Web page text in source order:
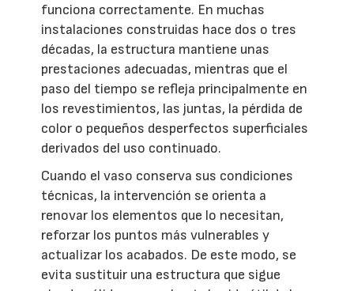
funciona correctamente. En muchas
instalaciones construidas hace dos o tres
décadas, la estructura mantiene unas
prestaciones adecuadas, mientras que el
paso del tiempo se refleja principalmente en
los revestimientos, las juntas, la pérdida de
color o pequeños desperfectos superficiales
derivados del uso continuado.
Cuando el vaso conserva sus condiciones
técnicas, la intervención se orienta a
renovar los elementos que lo necesitan,
reforzar los puntos más vulnerables y
actualizar los acabados. De este modo, se
evita sustituir una estructura que sigue